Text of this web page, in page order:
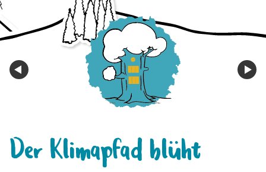
Der Klimapfad blüht